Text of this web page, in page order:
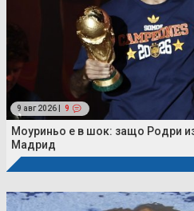
9 авг 2026 | 9
Моуриньо е в шок: защо Родри
Мадрид